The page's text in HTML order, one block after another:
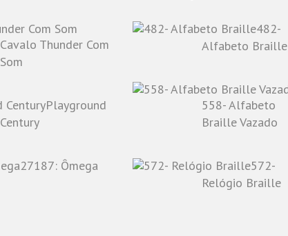
Cavalo Thunder Com
Som
Playground
Century
27187: Ômega
482-
Alfabeto Braille
558- Alfabeto
Braille Vazado
572-
Relógio Braille